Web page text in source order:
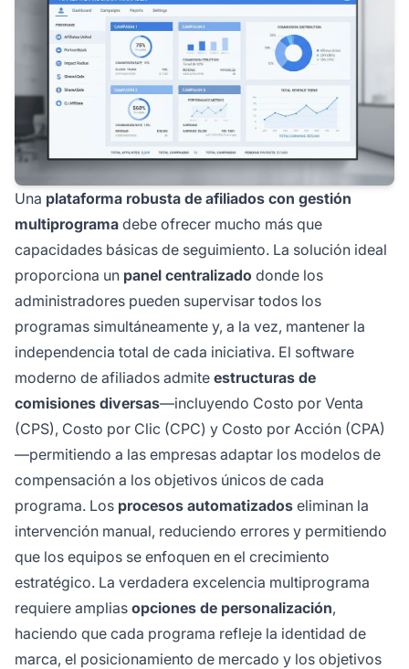
Una plataforma robusta de afiliados con gestión
multiprograma debe ofrecer mucho más que
capacidades básicas de seguimiento. La solución ideal
proporciona un panel centralizado donde los
administradores pueden supervisar todos los
programas simultáneamente y, a la vez, mantener la
independencia total de cada iniciativa. El software
moderno de afiliados admite estructuras de
comisiones diversas—incluyendo Costo por Venta
(CPS), Costo por Clic (CPC) y Costo por Acción (CPA)
—permitiendo a las empresas adaptar los modelos de
compensación a los objetivos únicos de cada
programa. Los procesos automatizados eliminan la
intervención manual, reduciendo errores y permitiendo
que los equipos se enfoquen en el crecimiento
estratégico. La verdadera excelencia multiprograma
requiere amplias opciones de personalización,
haciendo que cada programa refleje la identidad de
marca, el posicionamiento de mercado y los objetivos